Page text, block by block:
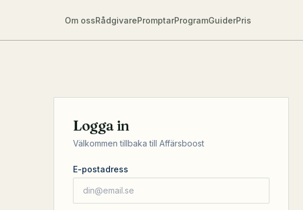
Om ossRådgivarePromptarProgramGuiderPris
Logga in
Välkommen tillbaka till Affärsboost
E-postadress